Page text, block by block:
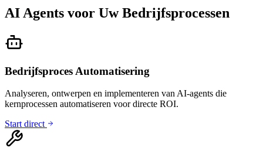
AI Agents voor Uw Bedrijfsprocessen
Bedrijfsproces Automatisering
Analyseren, ontwerpen en implementeren van AI-agents die
kernprocessen automatiseren voor directe ROI.
Start direct